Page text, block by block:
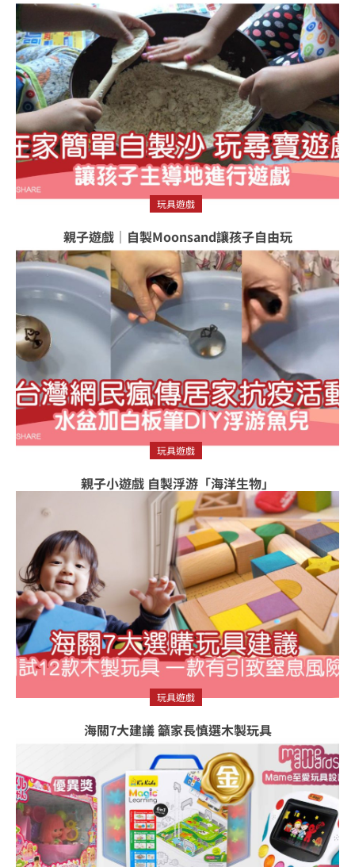
玩具遊戲
親子遊戲｜自製Moonsand讓孩子自由玩
玩具遊戲
親子小遊戲 自製浮游「海洋生物」
玩具遊戲
海關7大建議 籲家長慎選木製玩具